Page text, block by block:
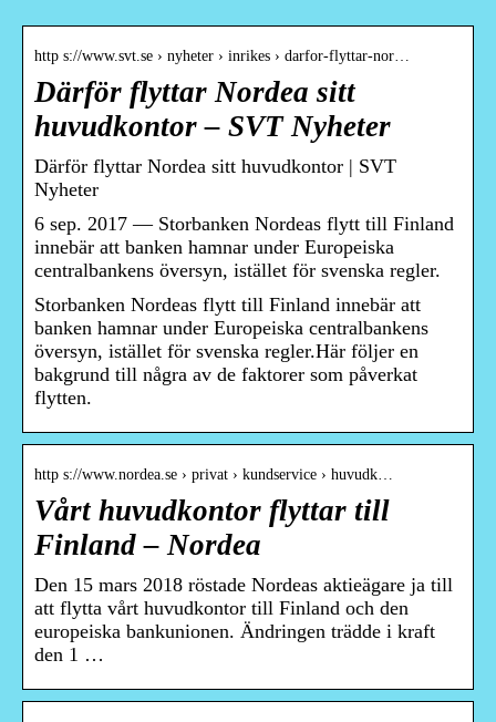
http s://www.svt.se › nyheter › inrikes › darfor-flyttar-nor…
Därför flyttar Nordea sitt
huvudkontor – SVT Nyheter
Därför flyttar Nordea sitt huvudkontor | SVT
Nyheter
6 sep. 2017 — Storbanken Nordeas flytt till Finland
innebär att banken hamnar under Europeiska
centralbankens översyn, istället för svenska regler.
Storbanken Nordeas flytt till Finland innebär att
banken hamnar under Europeiska centralbankens
översyn, istället för svenska regler.Här följer en
bakgrund till några av de faktorer som påverkat
flytten.
http s://www.nordea.se › privat › kundservice › huvudk…
Vårt huvudkontor flyttar till
Finland – Nordea
Den 15 mars 2018 röstade Nordeas aktieägare ja till
att flytta vårt huvudkontor till Finland och den
europeiska bankunionen. Ändringen trädde i kraft
den 1 …